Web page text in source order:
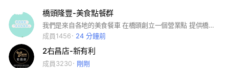
橋頭隆豐-美食點餐群
我們是來自各地的美食餐車 在橋頭創立一個營業點 提供橋頭鄉親美味的美食
成員1456
24 分鐘前
2右昌店-新有利
成員3230 剛剛